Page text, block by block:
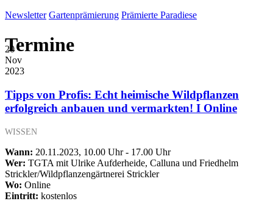
Newsletter Gartenprämierung Prämierte Paradiese
Termine
20
Nov
2023
Tipps von Profis: Echt heimische Wildpflanzen
erfolgreich anbauen und vermarkten! I Online
WISSEN
Wann: 20.11.2023, 10.00 Uhr - 17.00 Uhr
Wer: TGTA mit Ulrike Aufderheide, Calluna und Friedhelm
Strickler/Wildpflanzengärtnerei Strickler
Wo: Online
Eintritt: kostenlos